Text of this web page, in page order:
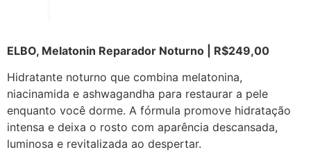
ELBO, Melatonin Reparador Noturno | R$249,00
Hidratante noturno que combina melatonina,
niacinamida e ashwagandha para restaurar a pele
enquanto você dorme. A fórmula promove hidratação
intensa e deixa o rosto com aparência descansada,
luminosa e revitalizada ao despertar.